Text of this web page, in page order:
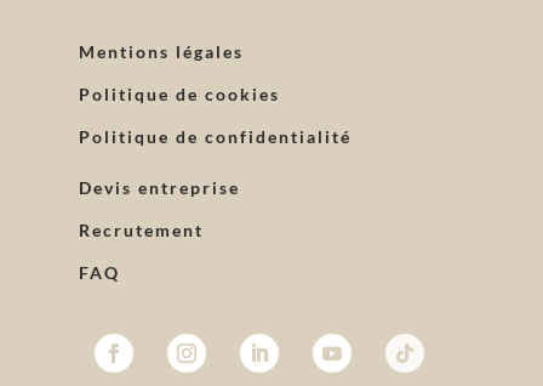
Mentions légales
Politique de cookies
Politique de confidentialité
Devis entreprise
Recrutement
FAQ